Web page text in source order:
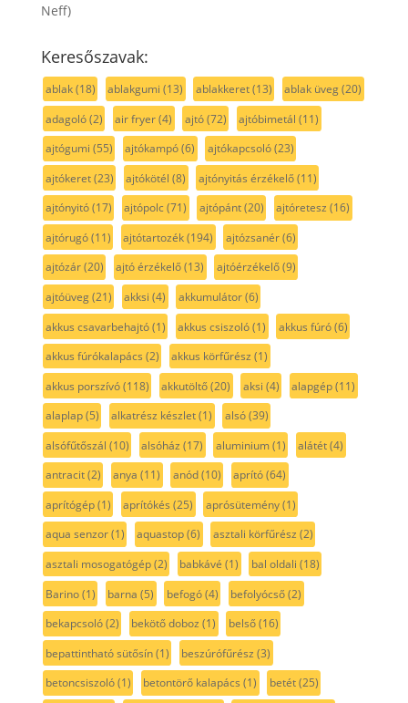
Neff)
Keresőszavak:
ablak(18) ablakgumi (13) ablakkeret(13) ablak üveg(20)
adagoló(2) air fryer(4) ajtó(72) ajtóbimetál (11)
ajtógumi (55) ajtókampó(6) ajtókapcsoló(23)
ajtókeret(23) ajtókötél (8) ajtónyitás érzékelő(11)
ajtónyitó(17) ajtópolc(71) ajtópánt(20) ajtóretesz (16)
ajtórugó(11) ajtótartozék(194) ajtózsanér(6)
ajtózár(20) ajtó érzékelő(13) ajtóérzékelő(9)
ajtóüveg(21) akksi (4) akkumulátor(6)
akkus csavarbehajtó(1) akkus csiszoló(1) akkus fúró(6)
akkus fúrókalapács (2) akkus körfűrész (1)
akkus porszívó(118) akkutöltő(20) aksi (4) alapgép(11)
alaplap(5) alkatrész készlet(1) alsó(39)
alsófűtőszál (10) alsóház (17) aluminium(1) alátét(4)
antracit(2) anya (11) anód(10) aprító(64)
aprítógép(1) aprítókés (25) aprósütemény(1)
aqua senzor(1) aquastop(6) asztali körfűrész (2)
asztali mosogatógép(2) babkávé (1) bal oldali (18)
Barino(1) barna (5) befogó(4) befolyócső(2)
bekapcsoló(2) bekötő doboz (1) belső(16)
bepattintható sütősín(1) beszúrófűrész (3)
betoncsiszoló(1) betontörő kalapács (1) betét(25)